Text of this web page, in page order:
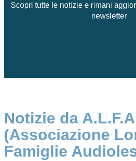
Scopri tutte le notizie e rimani
newsletter
Notizie da
(Associazione
Famiglie